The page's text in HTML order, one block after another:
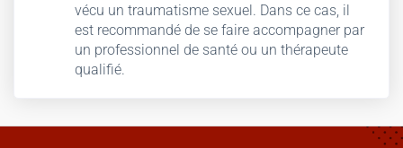
vécu un traumatisme sexuel. Dans ce cas, il
est recommandé de se faire accompagner par
un professionnel de santé ou un thérapeute
qualifié.